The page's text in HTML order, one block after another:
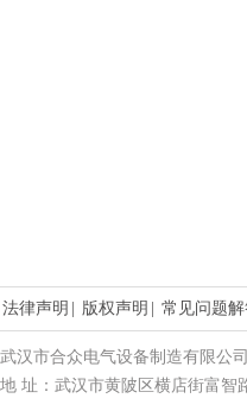
法律声明 版权声明 常见问题
武汉市合众电气设备制造有限公
地 址：武汉市黄陂区横店街富智